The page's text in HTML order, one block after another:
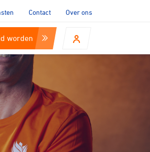
Contact Over ons
worden